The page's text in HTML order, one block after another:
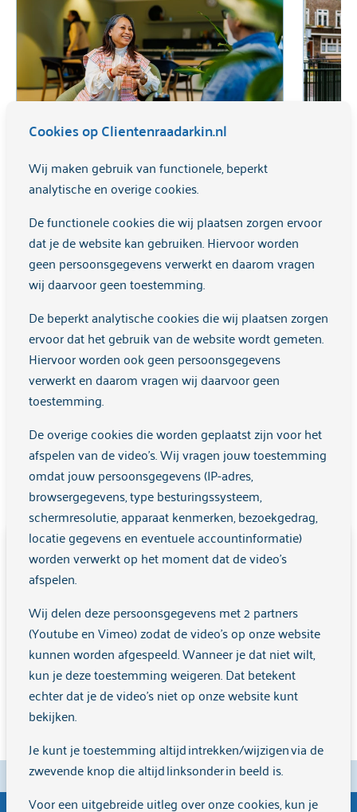
Herstel heeft een vaste plek binnen
Arkin
Meer informatie
Nieuws
Lees hier onze nieuwsberichten
Straattriage Rotterdam, wanneer
volgt Amsterdam?
Meer informatie
Disclaimer clientenraadarkin.nl
De informatie op deze website is bedoeld om
bezoekers te informeren over het werk van
Cliëntenraad Arkin. We doen ons best om de inhoud
actueel en zorgvuldig te houden, maar kunnen niet
garanderen dat alle informatie op elk moment volledig
of juist is.
De Cliëntenraad Arkin biedt zelf geen zorg. Voor
vragen over jouw behandeling kun je terecht bij je
behandelaar of bij Arkin zelf. Heb je een klacht over je
eigen zorg? Dan verwijzen we je naar de
klachtenfunctionaris van Arkin.
Cookies op Clientenraadarkin.nl
Wij maken gebruik van functionele, beperkt
analytische en overige cookies.
De functionele cookies die wij plaatsen zorgen ervoor
dat je de website kan gebruiken. Hiervoor worden
geen persoonsgegevens verwerkt en daarom vragen
wij daarvoor geen toestemming.
De beperkt analytische cookies die wij plaatsen zorgen
ervoor dat het gebruik van de website wordt gemeten.
Hiervoor worden ook geen persoonsgegevens
verwerkt en daarom vragen wij daarvoor geen
toestemming.
De overige cookies die worden geplaatst zijn voor het
afspelen van de video's. Wij vragen jouw toestemming
omdat jouw persoonsgegevens (IP-adres,
browsergegevens, type besturingssysteem,
schermresolutie, apparaat kenmerken, bezoekgedrag,
locatie gegevens en eventuele accountinformatie)
worden verwerkt op het moment dat de video's
afspelen.
Wij delen deze persoonsgegevens met 2 partners
(Youtube en Vimeo) zodat de video's op onze website
kunnen worden afgespeeld. Wanneer je dat niet wilt,
kun je deze toestemming weigeren. Dat betekent
echter dat je de video’s niet op onze website kunt
bekijken.
Je kunt je toestemming altijd intrekken/wijzigen via de
zwevende knop die altijd linksonder in beeld is.
Voor een uitgebreide uitleg over onze cookies, kun je